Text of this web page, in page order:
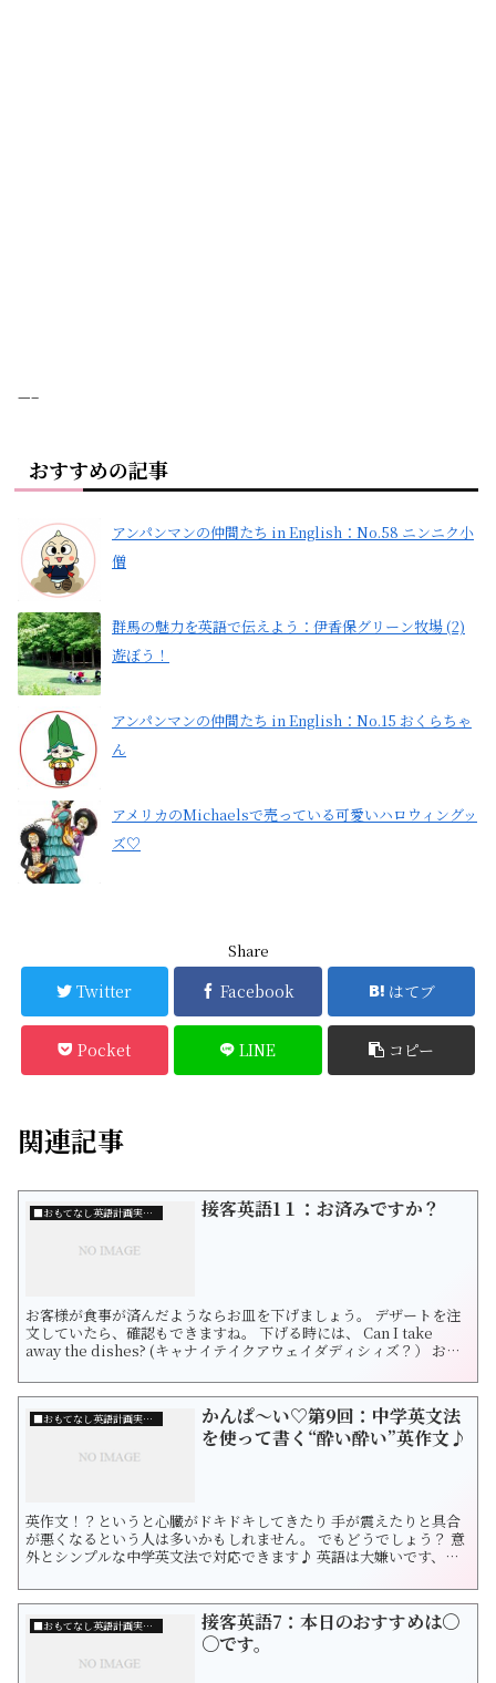
—–
おすすめの記事
アンパンマンの仲間たち in English：No.58 ニンニク小
僧
群馬の魅力を英語で伝えよう：伊香保グリーン牧場 (2)
遊ぼう！
アンパンマンの仲間たち in English：No.15 おくらちゃ
ん
アメリカのMichaelsで売っている可愛いハロウィングッ
ズ♡
Share
Twitter Facebook はてブ
Pocket LINE コピー
関連記事
■おもてなし英語計画実行委員会について 接客英語1１：お済みですか？
お客様が食事が済んだようならお皿を下げましょう。 デザートを注
文していたら、確認もできますね。 下げる時には、 Can I take
away the dishes? (キャナイテイクアウェイダディシィズ？） お下
という意味です。 あるいは、 Have you finished? （ハヴユーフィ
ニッシュ？） お済みです...
■おもてなし英語計画実行委員会について
かんぱ〜い♡第9回：中学英文法
を使って書く“酔い酔い”英作文♪
英作文！？というと心臓がドキドキしてきたり 手が震えたりと具合
が悪くなるという人は多いかもしれません。 でもどうでしょう？ 意
外とシンプルな中学英文法で対応できます♪ 英語は大嫌いです、と
ら嬉しいです。 では、今回のお題です♪ 次の日本語を英作文してみ
ましょう！ 問１：私があの店員さんに濃いめのチューハイを作って
もらうよう...
■おもてなし英語計画実行委員会について
接客英語7：本日のおすすめは〇
〇です。